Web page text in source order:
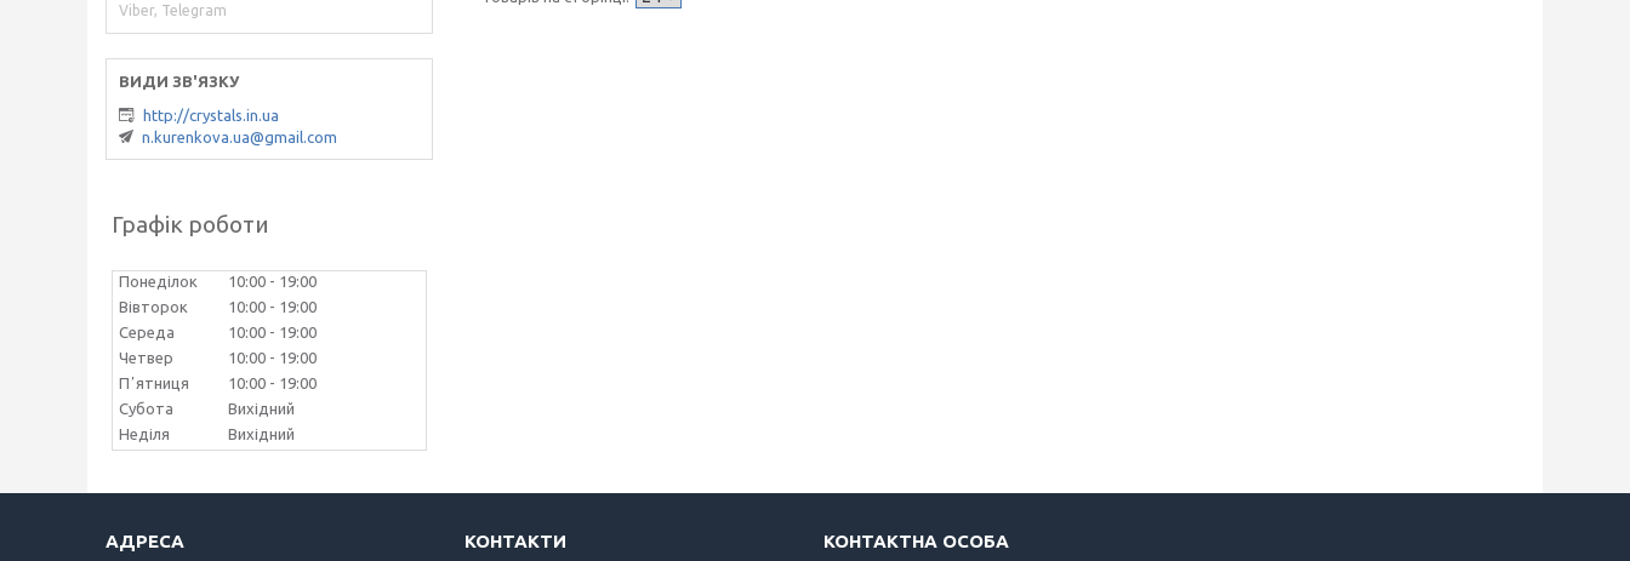
Viber, Telegram
http://crystals.in.ua
n.kurenkova.ua@gmail.com
Графік роботи
Понеділок 10:00
19:00
Вівторок
10:00
19:00
Середа
10:00
19:00
Четвер
10:00
19:00
Пʼятниця
10:00
19:00
Субота
Вихідний
Неділя
Вихідний